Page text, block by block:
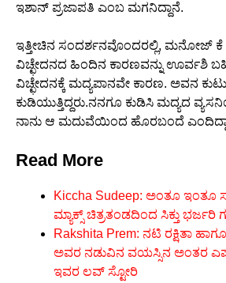
ಇಶಾನ್ ಪ್ರಜಾಪತಿ ಎಂಬ ಮಗನಿದ್ದಾನೆ.
ಇತ್ತೀಚಿನ ಸಂದರ್ಶನವೊಂದರಲ್ಲಿ, ಮನೋಜ್
ವಿಚ್ಛೇದನದ ಹಿಂದಿನ ಕಾರಣವನ್ನು ಊರ್ವಶಿ
ವಿಚ್ಛೇದನಕ್ಕೆ ಮದ್ಯಪಾನವೇ ಕಾರಣ. ಅವನ
ಕುಡಿಯುತ್ತಿದ್ದರು.ನನಗೂ ಕುಡಿಸಿ ಮದ್ಯದ
ನಾನು ಆ ಮದುವೆಯಿಂದ ಹೊರಬಂದೆ
Read More
Kiccha Sudeep: ಅಂತೂ
ಮ್ಯಾಕ್ಸ್ ಚಿತ್ರತಂಡದಿಂದ ಸಿಕ್ತು ಭರ್ಜರಿ
Rakshita Prem: ನಟಿ ರಕ್ಷಿತಾ
ಅವರ ನಡುವಿನ ವಯಸ್ಸಿನ ಅಂತರ
ಇವರ ಲವ್ ಸ್ಟೋರಿ